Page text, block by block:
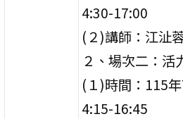
4:30-17:00
(２)講師：江沚
２、場次二：活
(１)時間：115
4:15-16:45